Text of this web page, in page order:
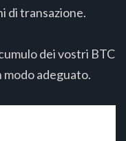
di transazione.
dei vostri BTC
modo adeguato.